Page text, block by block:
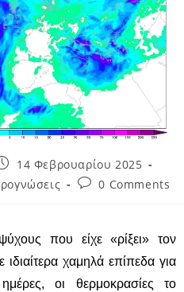
14 Φεβρουαρίου 2025
0 Comments
που είχε «ρίξει» τον
χαμηλά επίπεδα για
οι θερμοκρασίες το